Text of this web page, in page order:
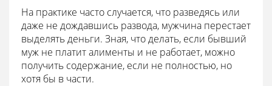
На практике часто случается, что разведясь или
даже не дождавшись развода, мужчина перестает
выделять деньги. Зная, что делать, если бывший
муж не платит алименты и не работает, можно
получить содержание, если не полностью, но
хотя бы в части.